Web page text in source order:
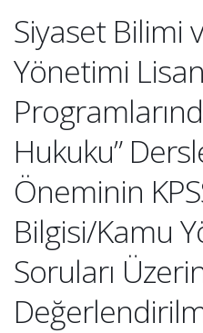
Siyaset Bilimi
Yönetimi
Hukuku”
Öneminin
Bilgisi/Kamu
Soruları